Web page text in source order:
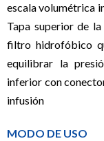
escala volumétrica
Tapa superior de
filtro hidrofóbico
equilibrar la
inferior con
infusión
MODO DE USO